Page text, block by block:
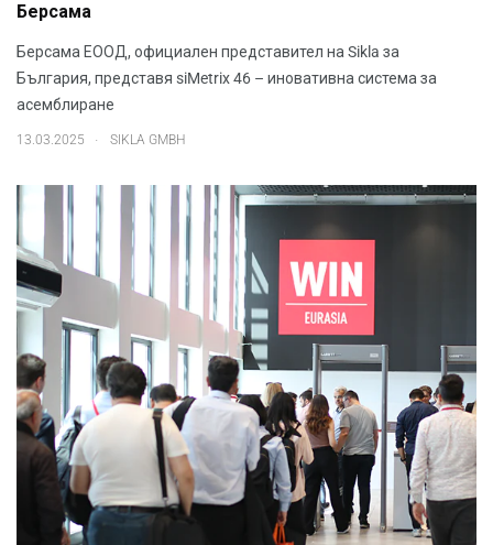
Берсама
Берсама ЕООД, официален представител на Sikla за
България, представя siMetrix 46 – иновативна система за
асемблиране
13.03.2025 . SIKLA GMBH